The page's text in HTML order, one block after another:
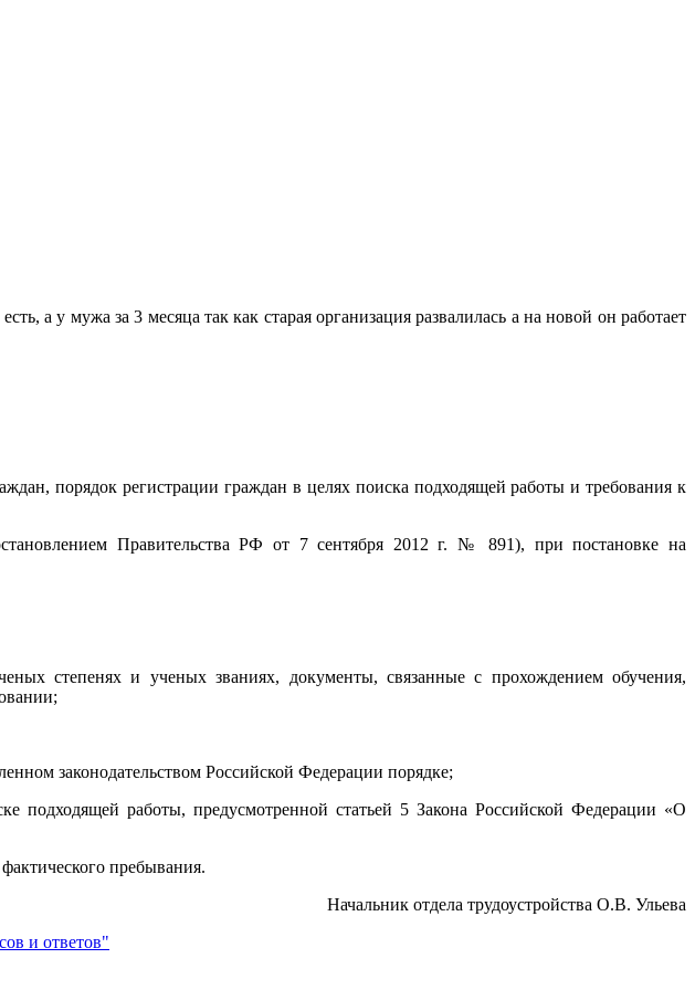
а у мужа за 3 месяца так как старая организация развалилась а на новой он работает
порядок регистрации граждан в целях поиска подходящей работы и требования к
Правительства РФ от 7 сентября 2012 г. № 891), при постановке на
степенях и ученых званиях, документы, связанные с прохождением обучения,
законодательством Российской Федерации порядке;
работы, предусмотренной статьей 5 Закона Российской Федерации «О
пребывания.
Начальник отдела трудоустройства О.В. Ульева
и ответов"